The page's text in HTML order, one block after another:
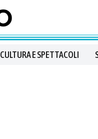
CULTURA E SPETTACOLI